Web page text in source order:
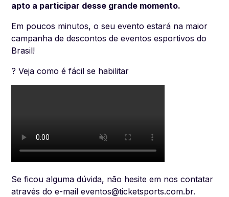
apto a participar desse grande momento.
Em poucos minutos, o seu evento estará na maior
campanha de descontos de eventos esportivos do
Brasil!
? Veja como é fácil se habilitar
Se ficou alguma dúvida, não hesite em nos contatar
através do e-mail eventos@ticketsports.com.br.